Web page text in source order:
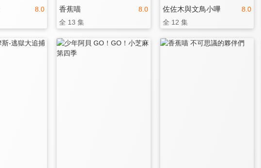
8.0 8.0
香蕉喵
全 13 集
8.0
佐佐木與文鳥小嗶
全 12 集